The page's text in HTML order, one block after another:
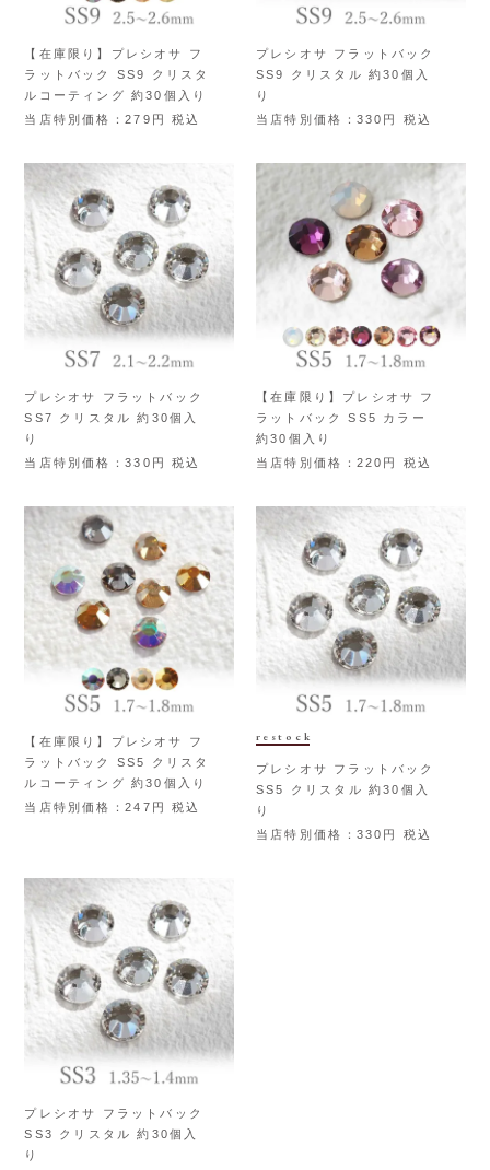
【在庫限り】プレシオサ フ
ラットバック SS9 クリスタ
ルコーティング 約30個入り
当店特別価格
279 税込
プレシオサ フラットバック
SS9 クリスタル 約30個入
り
当店特別価格
330 税込
プレシオサ フラットバック
SS7 クリスタル 約30個入
り
当店特別価格
330 税込
【在庫限り】プレシオサ フ
ラットバック SS5 カラー
約30個入り
当店特別価格
220 税込
【在庫限り】プレシオサ フ
ラットバック SS5 クリスタ
ルコーティング 約30個入り
当店特別価格
247 税込
restock
プレシオサ フラットバック
SS5 クリスタル 約30個入
り
当店特別価格
330 税込
プレシオサ フラットバック
SS3 クリスタル 約30個入
り